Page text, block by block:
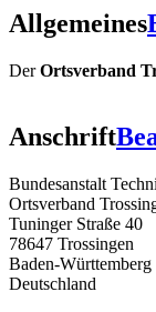
Allgemeines
DerOrtsverband
Anschrift
Bundesanstalt
Ortsverband
Tuninger Straße 40
78647 Trossingen
Baden-Württemberg
Deutschland